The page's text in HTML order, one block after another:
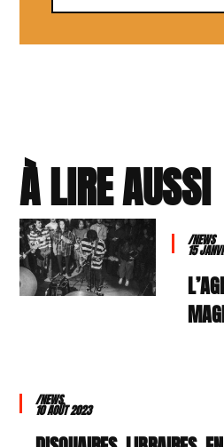
À LIRE AUSSI
/NEWS
15
/NEWS
10 AOÛT 2023